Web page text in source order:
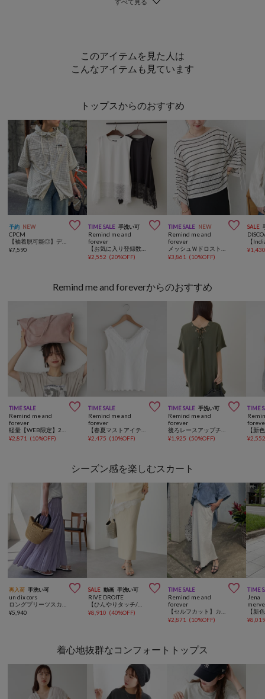
このアイテムを見た人は
こんなアイテムも見ています
トップスからのおすすめ
予約 NEW 
CPCM
¥7,590
TIME SALE 手洗い可 
Remind me and
forever
¥2,552 (20%OFF)
TIME SALE NEW 
Remind me and
forever
¥3,861 (10%OFF)
SALE
¥
Remind me and foreverからのおすすめ
TIME SALE 
Remind me and
forever
¥2,871 (10%OFF)
TIME SALE 
Remind me and
forever
¥2,475 (10%OFF)
TIME SALE 手洗い可 
Remind me and
forever
¥1,925 (50%OFF)
TIME
¥
シーズン感を楽しむスカート
再入荷 手洗い可 
un dix cors
ロングプリーツスカート
¥5,940
SALE 動画 手洗い可 
RIVE DROITE
【ひんやりタッチ/セットアップ可】レーヨン混リブタイトスカート
¥8,910 (40%OFF)
TIME SALE 
Remind me and
forever
【セルフカット】カラーリブナロースカート
¥2,871 (10%OFF)
TIME
Jena
¥
着心地抜群なコンフォートトップス